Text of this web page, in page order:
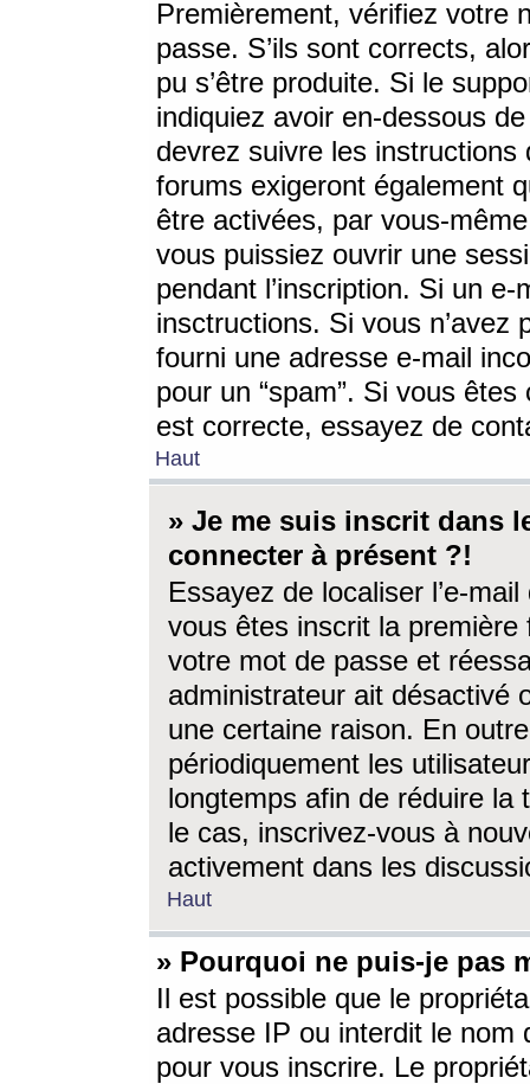
Premièrement, vérifiez votre
passe. S’ils sont corrects,
pu s’être produite. Si le
indiquiez avoir en-dessous
devrez suivre les
forums exigeront également
être activées, par vous-
vous puissiez ouvrir une
pendant l’inscription. Si un
insctructions. Si vous n’avez
fourni une adresse e-mail
pour un “spam”. Si vous
est correcte, essayez de
Haut
» Je me suis inscrit dans
connecter à présent ?!
Essayez de localiser l’e-
vous êtes inscrit la première
votre mot de passe et
administrateur ait désactivé
une certaine raison. En
périodiquement les
longtemps afin de réduire la
le cas, inscrivez-vous à
activement dans les
Haut
» Pourquoi ne puis-je pas
Il est possible que le
adresse IP ou interdit le nom
pour vous inscrire. Le